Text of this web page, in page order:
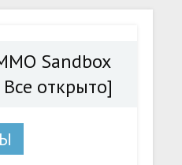
открыто] - стабильная
Sandbox
открыто]